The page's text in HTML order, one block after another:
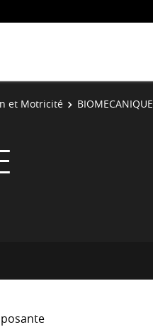
et Motricité BIOMECANIQUE